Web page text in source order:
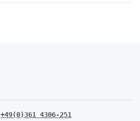
+49(0)361 4306-251